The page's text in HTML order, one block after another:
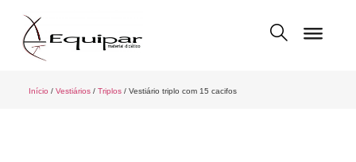
Início / Vestiários/ Triplos/ Vestiário triplo com 15 cacifos